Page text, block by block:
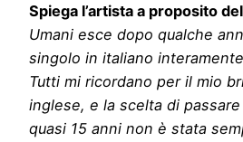
Spiega l’artista a proposito
Umani esce dopo qualche
singolo in italiano
Tutti mi ricordano per il mio
inglese, e la scelta di passare
quasi 15 anni non è stata